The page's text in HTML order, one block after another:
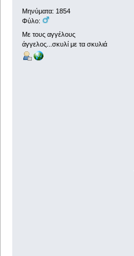
Μηνύματα: 1854
Φύλο:
Με τους αγγέλους
άγγελος...σκυλί με τα σκυλιά